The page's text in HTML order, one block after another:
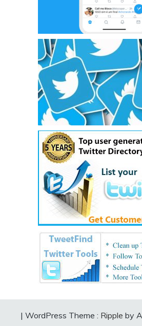
| WordPress Theme : Ripple by